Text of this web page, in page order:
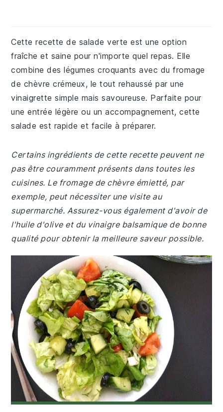
Cette recette de salade verte est une option
fraîche et saine pour n'importe quel repas. Elle
combine des légumes croquants avec du fromage
de chèvre crémeux, le tout rehaussé par une
vinaigrette simple mais savoureuse. Parfaite pour
une entrée légère ou un accompagnement, cette
salade est rapide et facile à préparer.
Certains ingrédients de cette recette peuvent ne
pas être couramment présents dans toutes les
cuisines. Le fromage de chèvre émietté, par
exemple, peut nécessiter une visite au
supermarché. Assurez-vous également d'avoir de
l'huile d'olive et du vinaigre balsamique de bonne
qualité pour obtenir la meilleure saveur possible.